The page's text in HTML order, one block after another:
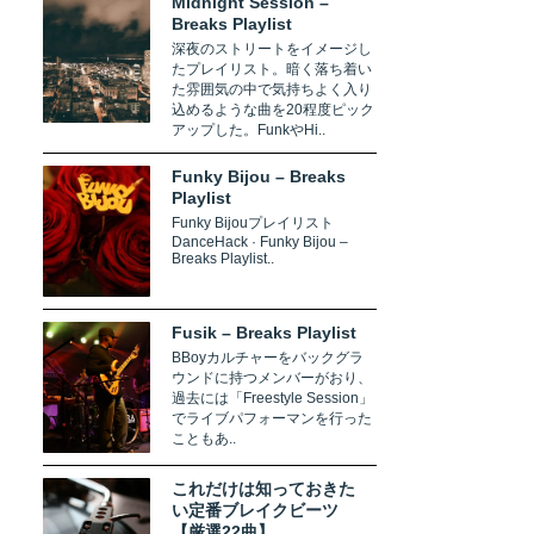
Breaks Playlist
深夜のストリートをイメージし
たプレイリスト。暗く落ち着い
た雰囲気の中で気持ちよく入り
込めるような曲を20程度ピック
アップした。FunkやHi..
Funky Bijou – Breaks
Playlist
Funky Bijouプレイリスト
DanceHack · Funky Bijou –
Breaks Playlist..
Fusik – Breaks Playlist
BBoyカルチャーをバックグラ
ウンドに持つメンバーがおり、
過去には「Freestyle Session」
でライブパフォーマンを行った
こともあ..
これだけは知っておきた
い定番ブレイクビーツ